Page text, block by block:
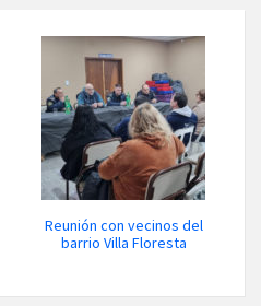
Reunión con vecinos del
barrio Villa Floresta